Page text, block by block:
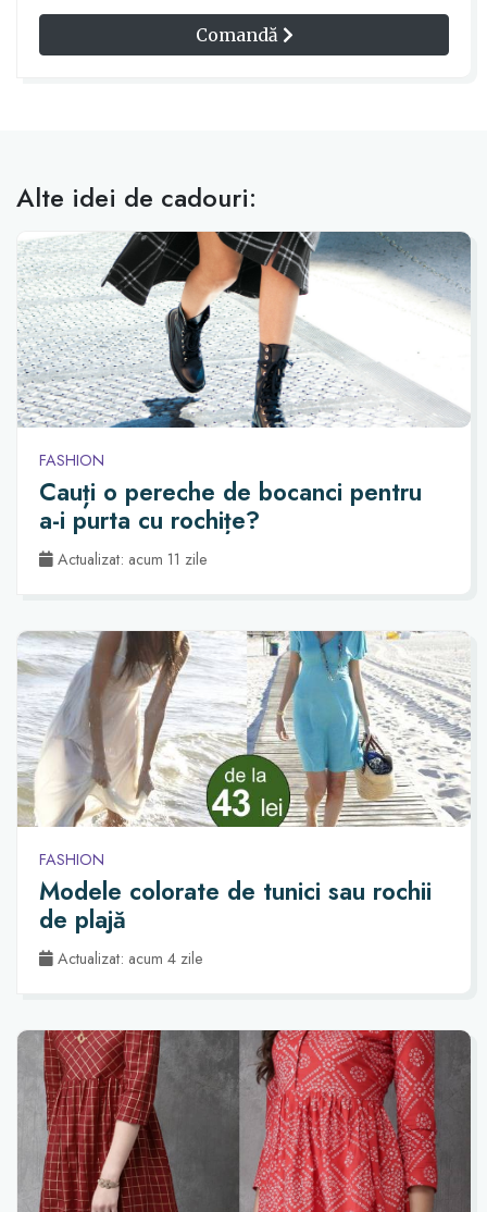
Comandă
Alte idei de cadouri:
FASHION
Cauți o pereche de bocanci pentru
a-i purta cu rochițe?
Actualizat: acum 11 zile
FASHION
Modele colorate de tunici sau rochii
de plajă
Actualizat: acum 4 zile